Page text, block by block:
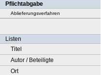
Pflichtabgabe
Ablieferungsverfahren
Listen
Titel
Autor / Beteiligte
Ort